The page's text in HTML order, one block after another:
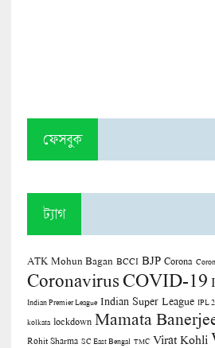
ফেসবুক
ট্যাগ
ATK Mohun Bagan BCCI BJP Corona
CoronavirusCOVID-19
Indian Premier League Indian Super League IPL
kolkata lockdown Mamata
Rohit Sharma SC East Bengal TMC Virat Kohli